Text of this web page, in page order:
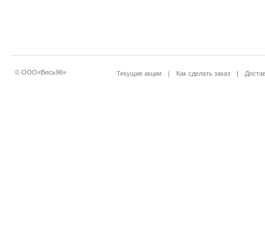
© ООО«Весь96» Текущие акции | Как сделать заказ |